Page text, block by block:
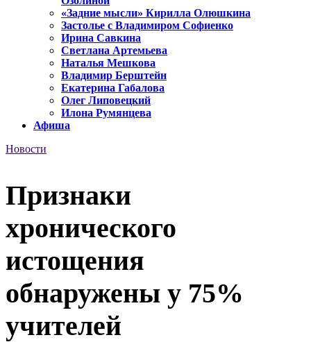
«Задние мысли» Кирилла Олюшкина
Застолье с Владимиром Софиенко
Ирина Савкина
Светлана Артемьева
Наталья Мешкова
Владимир Берштейн
Екатерина Габалова
Олег Липовецкий
Илона Румянцева
Афиша
Новости
Признаки
хронического
истощения
обнаружены у 75%
учителей